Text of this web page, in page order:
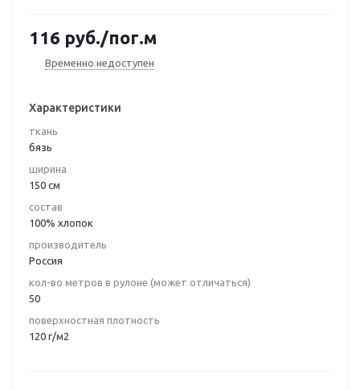
116 руб./пог.м
Временно недоступен
Характеристики
ткань
бязь
ширина
150 см
состав
100% хлопок
производитель
Россия
кол-во метров в рулоне (может отличаться)
50
поверхностная плотность
120 г/м2